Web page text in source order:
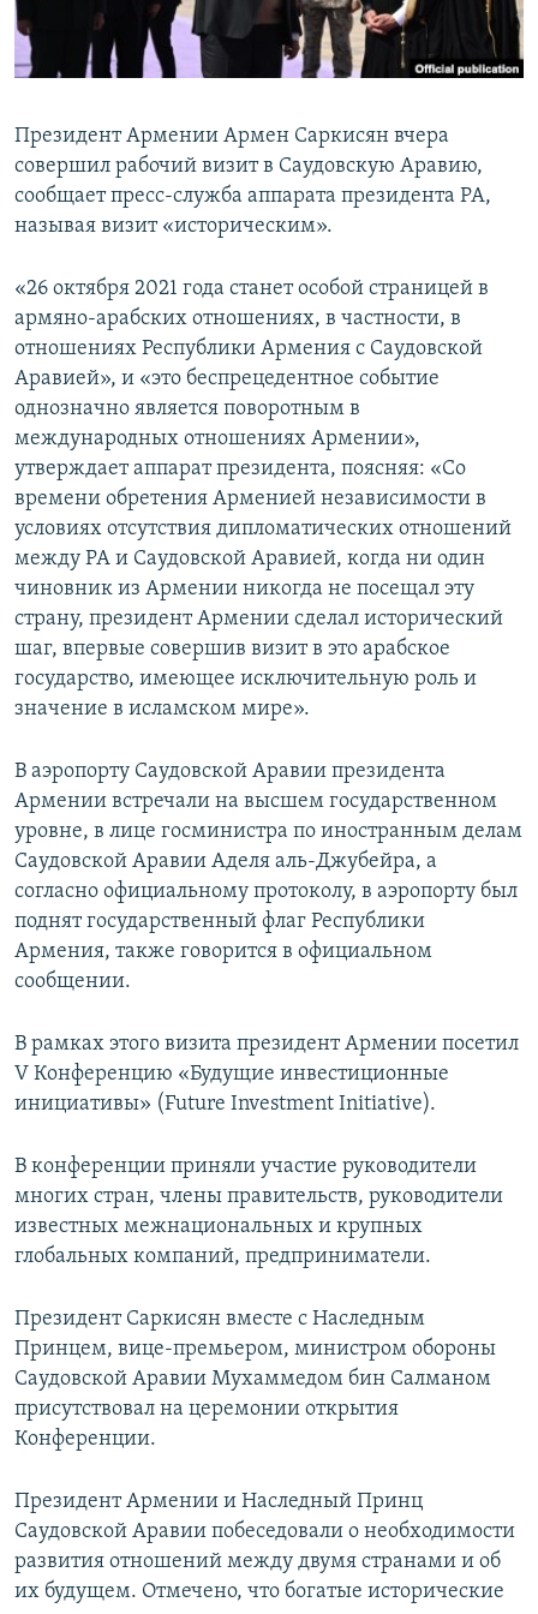
Հայերեն
English
Русский
Все сайты Радио Азатутюн
Президент Армении Армен Саркисян вчера
совершил рабочий визит в Саудовскую Аравию,
сообщает пресс-служба аппарата президента РА,
называя визит «историческим».
«26 октября 2021 года станет особой страницей в
армяно-арабских отношениях, в частности, в
отношениях Республики Армения с Саудовской
Аравией», и «это беспрецедентное событие
однозначно является поворотным в
международных отношениях Армении»,
утверждает аппарат президента, поясняя: «Со
времени обретения Арменией независимости в
условиях отсутствия дипломатических отношений
между РА и Саудовской Аравией, когда ни один
чиновник из Армении никогда не посещал эту
страну, президент Армении сделал исторический
шаг, впервые совершив визит в это арабское
государство, имеющее исключительную роль и
значение в исламском мире».
В аэропорту Саудовской Аравии президента
Армении встречали на высшем государственном
уровне, в лице госминистра по иностранным делам
Саудовской Аравии Аделя аль-Джубейра, а
согласно официальному протоколу, в аэропорту был
поднят государственный флаг Республики
Армения, также говорится в официальном
сообщении.
В рамках этого визита президент Армении посетил
V Конференцию «Будущие инвестиционные
инициативы» (Future Investment Initiative).
В конференции приняли участие руководители
многих стран, члены правительств, руководители
известных межнациональных и крупных
глобальных компаний, предприниматели.
Президент Саркисян вместе с Наследным
Принцем, вице-премьером, министром обороны
Саудовской Аравии Мухаммедом бин Салманом
присутствовал на церемонии открытия
Конференции.
Президент Армении и Наследный Принц
Саудовской Аравии побеседовали о необходимости
развития отношений между двумя странами и об
их будущем. Отмечено, что богатые исторические